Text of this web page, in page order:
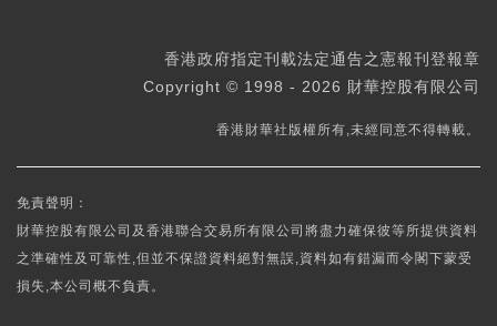
香港政府指定刊載法定通告之憲報刊登報章
Copyright © 1998 - 2026 財華控股有限公司
香港財華社版權所有,未經同意不得轉載。
免責聲明：
財華控股有限公司及香港聯合交易所有限公司將盡力確保彼等所提供資料
之準確性及可靠性,但並不保證資料絕對無誤,資料如有錯漏而令閣下蒙受
損失,本公司概不負責。